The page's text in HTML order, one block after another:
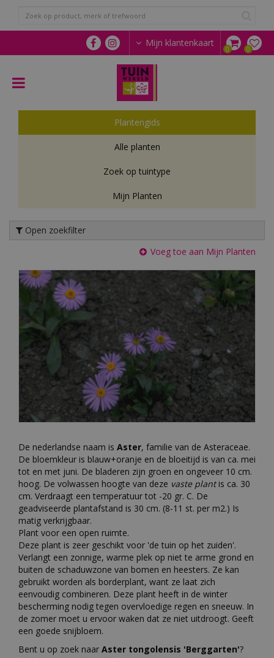
n
a
Mijn klantenkaart
Plantengids
Alle planten
Zoek op tuintype
Mijn Planten
Open zoekfilter
Voeg toe aan Mijn Planten
De nederlandse naam is Aster, familie van de Asteraceae.
De bloemkleur is blauw+oranje en de bloeitijd is van ca. mei
tot en met juni. De bladeren zijn groen en ongeveer 10 cm.
hoog. De volwassen hoogte van deze vaste plantis ca. 30
cm. Verdraagt een temperatuur tot -20 gr. C. De
geadviseerde plantafstand is 30 cm. (8-11 st. per m2.) Is
matig verkrijgbaar.
Plant voor een open ruimte.
Deze plant is zeer geschikt voor 'de tuin op het zuiden'.
Verlangt een zonnige, warme plek op niet te arme grond en
buiten de schaduwzone van bomen en heesters. Ze kan
gebruikt worden als borderplant, want ze laat zich
eenvoudig combineren. Deze plant heeft in de winter
bescherming nodig tegen overvloedige regen en sneeuw. In
de zomer moet u ervoor waken dat ze niet uitdroogt. Geeft
een goede snijbloem.
Bent u op zoek naar Aster tongolensis 'Berggarten'?